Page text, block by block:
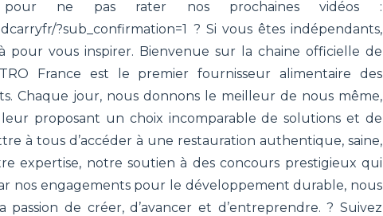
ne pas rater nos prochaines vidéos :
?sub_confirmation=1 ? Si vous êtes indépendants,
vous inspirer. Bienvenue sur la chaine officielle de
France est le premier fournisseur alimentaire des
Chaque jour, nous donnons le meilleur de nous même,
proposant un choix incomparable de solutions et de
à tous d’accéder à une restauration authentique, saine,
expertise, notre soutien à des concours prestigieux qui
nos engagements pour le développement durable, nous
de créer, d’avancer et d’entreprendre. ? Suivez